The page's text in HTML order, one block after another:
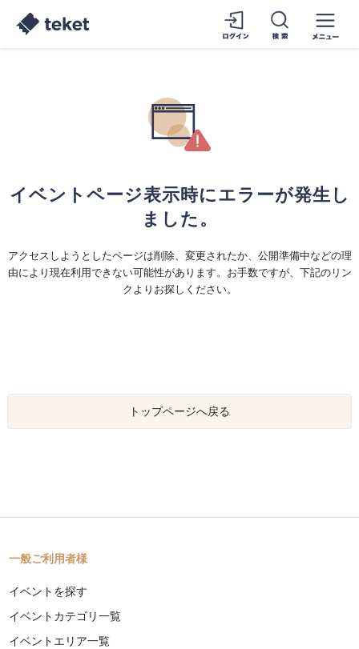
イベントページ表示時にエラーが発生し
ました。
アクセスしようとしたページは削除、変更されたか、公開準備中などの理
由により現在利用できない可能性があります。お手数ですが、下記のリン
クよりお探しください。
トップページへ戻る
一般ご利用者様
イベントを探す
イベントカテゴリ一覧
イベントエリア一覧